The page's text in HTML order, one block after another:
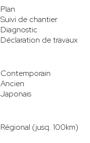
Plan
Suivi de chantier
Diagnostic
Déclaration de travaux
Contemporain
Ancien
Japonais
Régional (jusq. 100km)